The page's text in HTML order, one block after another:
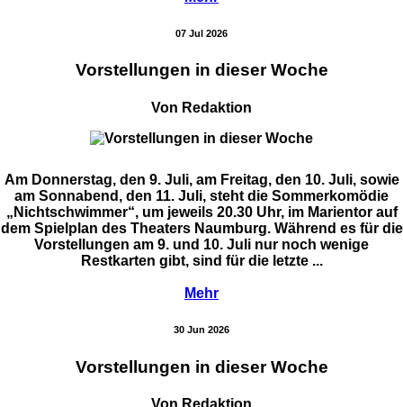
07 Jul 2026
Vorstellungen in dieser Woche
Von Redaktion
Am Donnerstag, den 9. Juli, am Freitag, den 10. Juli, sowie
am Sonnabend, den 11. Juli, steht die Sommerkomödie
„Nichtschwimmer“, um jeweils 20.30 Uhr, im Marientor auf
dem Spielplan des Theaters Naumburg. Während es für die
Vorstellungen am 9. und 10. Juli nur noch wenige
Restkarten gibt, sind für die letzte ...
Mehr
30 Jun 2026
Vorstellungen in dieser Woche
Von Redaktion